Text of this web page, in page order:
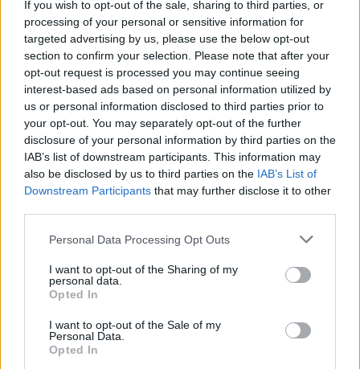
If you wish to opt-out of the sale, sharing to third parties, or
processing of your personal or sensitive information for
targeted advertising by us, please use the below opt-out
section to confirm your selection. Please note that after your
opt-out request is processed you may continue seeing
interest-based ads based on personal information utilized by
us or personal information disclosed to third parties prior to
your opt-out. You may separately opt-out of the further
disclosure of your personal information by third parties on the
IAB’s list of downstream participants. This information may
also be disclosed by us to third parties on the IAB’s List of
Downstream Participants that may further disclose it to other
Please note that this website/app uses one or more Google
not limited to your visit or usage behaviour. You may click to
grant or deny consent to Google and its third-party tags to
use your data for below specified purposes in below Google
consent section.
Personal Data Processing Opt Outs
I want to opt-out of the Sharing of my
personal data.
Opted In
I want to opt-out of the Sale of my
Personal Data.
Opted In
του Κώστα Μπακογιάννη σε διεθνή δίκτυα,
μοιράζοντας την εμπειρία και την ικανότητά του
για καινοτομία. «Και γι’ αυτό του εύχομαι τα
καλύτερα για την επανεκλογή του στις 8
Οκτωβρίου. Και θα ήθελα να σας πω, “ψηφίστε
Μπακογιάννη”» κλείνει οΡικάρντο Ρίο.